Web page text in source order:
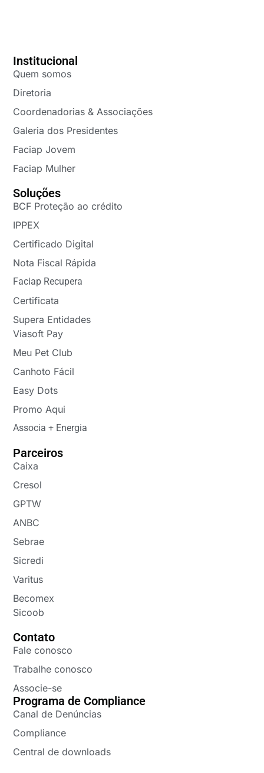
Institucional
Quem somos
Diretoria
Coordenadorias & Associações
Galeria dos Presidentes
Faciap Jovem
Faciap Mulher
Soluções
BCF Proteção ao crédito
IPPEX
Certificado Digital
Nota Fiscal Rápida
Faciap Recupera
Certificata
Supera Entidades
Viasoft Pay
Meu Pet Club
Canhoto Fácil
Easy Dots
Promo Aqui
Associa + Energia
Parceiros
Caixa
Cresol
GPTW
ANBC
Sebrae
Sicredi
Varitus
Becomex
Sicoob
Contato
Fale conosco
Trabalhe conosco
Associe-se
Programa de Compliance
Canal de Denúncias
Compliance
Central de downloads